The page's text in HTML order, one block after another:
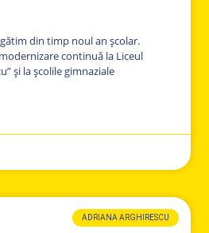
din timp noul an școlar.
continuă la Liceul
și la școlile gimnaziale
ADRIANA ARGHIRESCU